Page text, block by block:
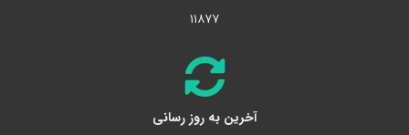
۱۱۸۷۷
آخرین به روز رسانی